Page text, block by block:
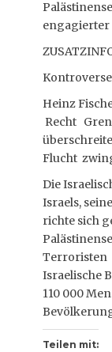
Heinz
Recht
Flucht
Die
Israels,
richte sich
Terroristen
Israelische
110 000
Teilen mit: